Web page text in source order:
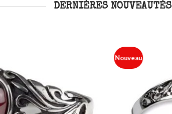
DERNIÈRES NOUVEAUTÉS
Nouveau